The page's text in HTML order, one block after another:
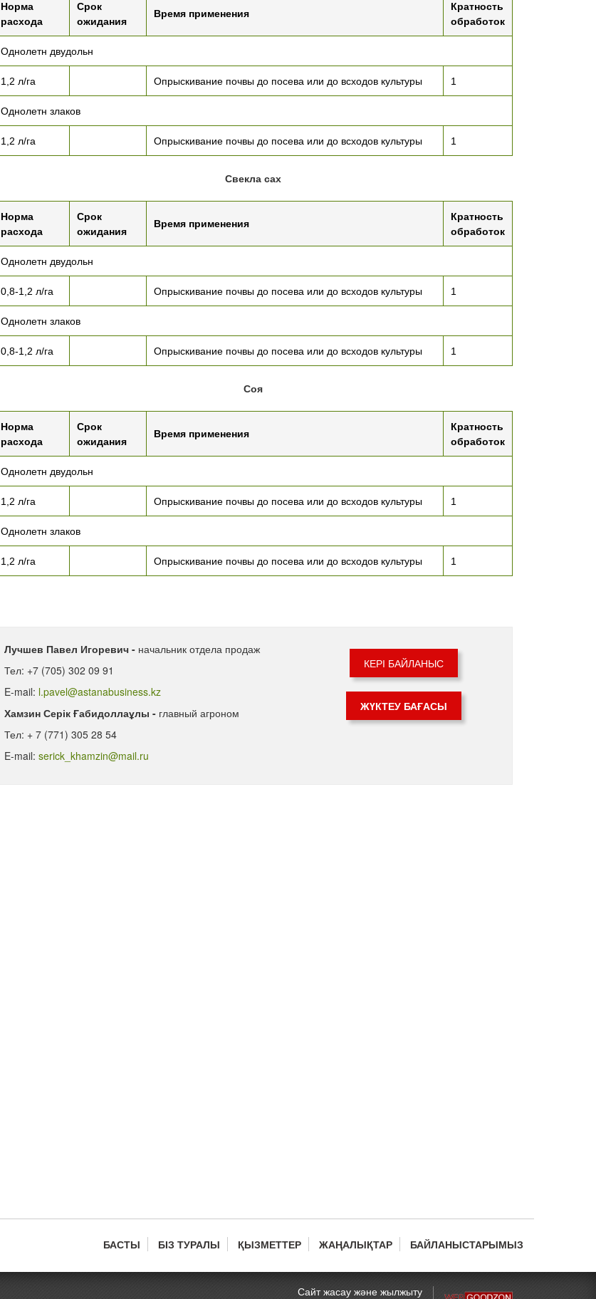
Норма
расхода
Срок
ожидания
Время применения
Кратность
обработок
Однолетн двудольн
1,2 л/га Опрыскивание почвы до посева или до всходов культуры 1
Однолетн злаков
1,2 л/га Опрыскивание почвы до посева или до всходов культуры 1
Свекла сах
Норма
расхода
Срок
ожидания
Время применения
Кратность
обработок
Однолетн двудольн
0,8-1,2 л/га Опрыскивание почвы до посева или до всходов культуры 1
Однолетн злаков
0,8-1,2 л/га Опрыскивание почвы до посева или до всходов культуры 1
Соя
Норма
расхода
Срок
ожидания
Время применения
Кратность
обработок
Однолетн двудольн
1,2 л/га Опрыскивание почвы до посева или до всходов культуры 1
Однолетн злаков
1,2 л/га Опрыскивание почвы до посева или до всходов культуры 1
Лучшев Павел Игоревич - начальник отдела продаж
Тел: +7 (705) 302 09 91
E-mail: l.pavel@astanabusiness.kz
Хамзин Серік Ғабидоллаұлы - главный агроном
Тел: + 7 (771) 305 28 54
E-mail: serick_khamzin@mail.ru
КЕРІ БАЙЛАНЫС
ЖҮКТЕУ БАҒАСЫ
menu
БАСТЫ БІЗ ТУРАЛЫ ҚЫЗМЕТТЕР ЖАҢАЛЫҚТАР БАЙЛАНЫСТАРЫМЫЗ
Сайт жасау және жылжыту